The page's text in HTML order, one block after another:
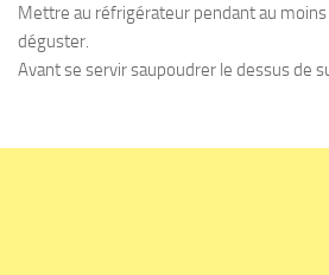
Mettre au réfrigérateur pendant au
déguster.
Avant se servir saupoudrer le dessus de